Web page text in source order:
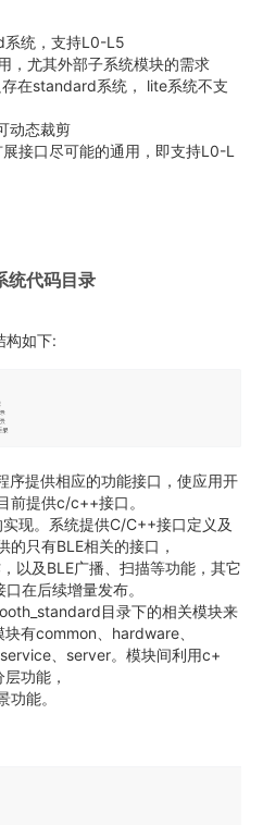
系统，支持L0-L5
，尤其外部子系统模块的需求
在standard系统， lite系统不支
动态裁剪
接口尽可能的通用，即支持L0-L
代码目录
构如下:
序提供相应的功能接口，使应用开
前提供c/c++接口。
现。系统提供C/C++接口定义及
的只有BLE相关的接口，
以及BLE广播、扫描等功能，其它
在后续增量发布。
目录下的相关模块来
有common、hardware、
、server。模块间利用c+
功能，
能。